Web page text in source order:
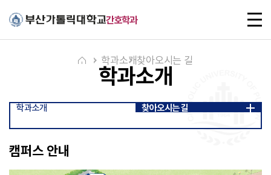
간호학과
전
체
메
학과소개
학과소개찾아오시는 길
학과소개 찾아오시는 길
캠퍼스 안내